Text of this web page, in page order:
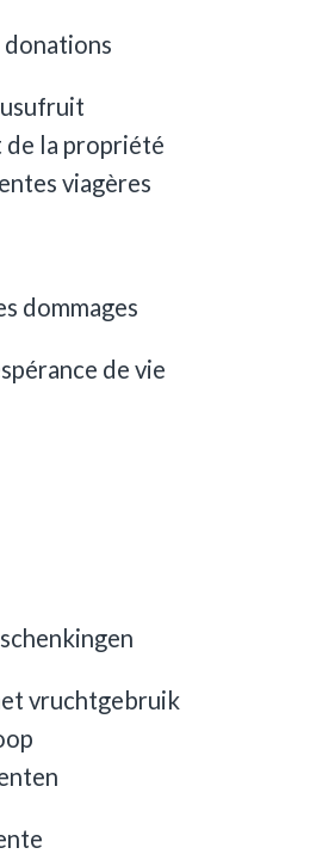
de la propriété
viagères
dommages
de vie
vruchtgebruik